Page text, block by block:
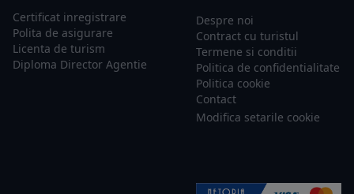
Certificat inregistrare
Polita de asigurare
Licenta de turism
Diploma Director Agentie
Despre noi
Contract cu turistul
Termene si conditii
Politica de confidentialitate
Politica cookie
Contact
Modifica setarile cookie